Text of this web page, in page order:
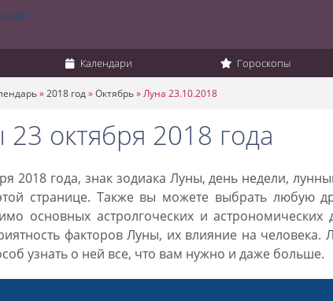
Календари Гороскопы
»2018 год»Октябрь»Луна 23.10.2018
октября 2018 года
2018 года, знак зодиака Луны, день недели,
странице. Также вы можете выбрать любую
основных астролгоческих и
факторов Луны, их влияние на
узнать о ней все, что вам нужно и даже больше.